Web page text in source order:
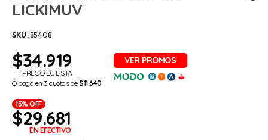
LICKIMUV
SKU:85408
$34.919
PRECIO DE LISTA
O pagá en 3 cuotas de$11.640
15% OFF
$29.681
EN EFECTIVO